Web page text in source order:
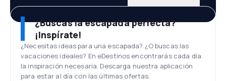
¿Buscas la escapada perfecta?
¡Inspírate!
¿Necesitas ideas para una escapada? ¿O buscas las
vacaciones ideales? En eDestinos encontrarás cada día
la inspiración necesaria. Descarga nuestra aplicación
para estar al día con las últimas ofertas.